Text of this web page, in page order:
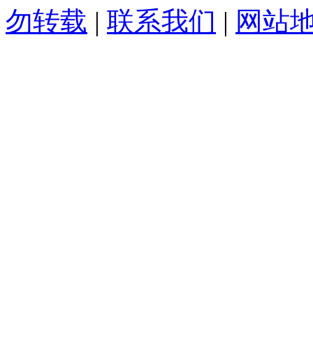
勿转载 | 联系我们 | 网站